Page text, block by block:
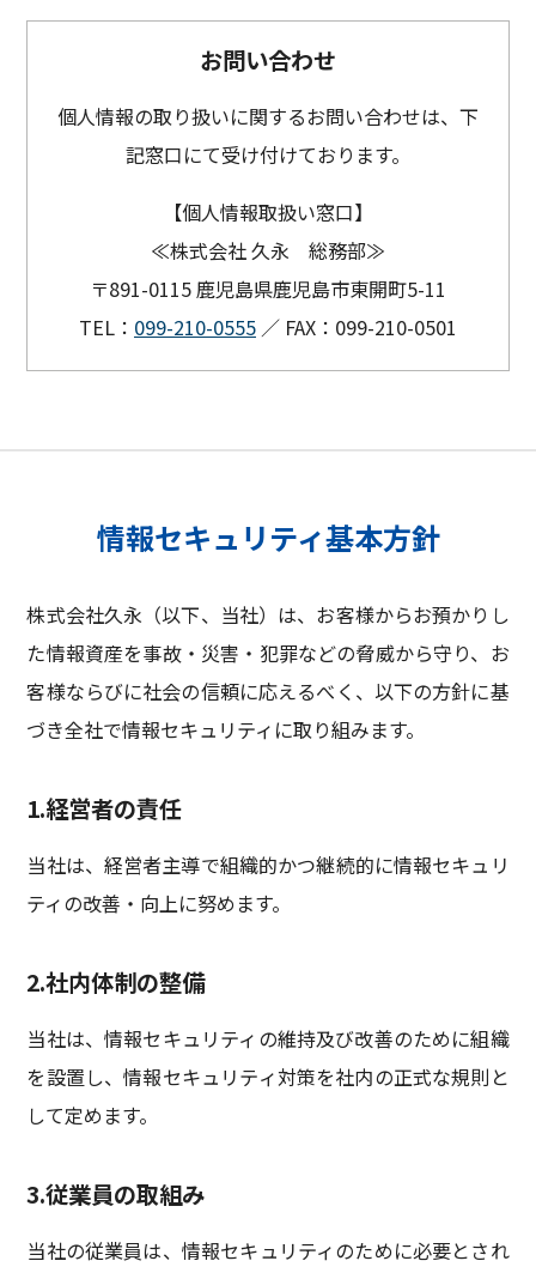
お問い合わせ
個人情報の取り扱いに関するお問い合わせは、下
記窓口にて受け付けております。
【個人情報取扱い窓口】
≪株式会社 久永 総務部≫
〒891-0115 鹿児島県鹿児島市東開町5-11
TEL： 099-210-0555 ／ FAX：099-210-0501
情報セキュリティ基本方針
株式会社久永（以下、当社）は、お客様からお預かりし
た情報資産を事故・災害・犯罪などの脅威から守り、お
客様ならびに社会の信頼に応えるべく、以下の方針に基
づき全社で情報セキュリティに取り組みます。
1.経営者の責任
当社は、経営者主導で組織的かつ継続的に情報セキュリ
ティの改善・向上に努めます。
2.社内体制の整備
当社は、情報セキュリティの維持及び改善のために組織
を設置し、情報セキュリティ対策を社内の正式な規則と
して定めます。
3.従業員の取組み
当社の従業員は、情報セキュリティのために必要とされ